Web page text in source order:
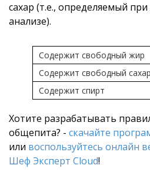
сахар (т.е., определяемый
анализе).
Содержит свободный жир
Содержит свободный сахар
Содержит спирт
Хотите разрабатывать
общепита? - скачайте
или воспользуйтесь онлайн
Шеф Эксперт Cloud!